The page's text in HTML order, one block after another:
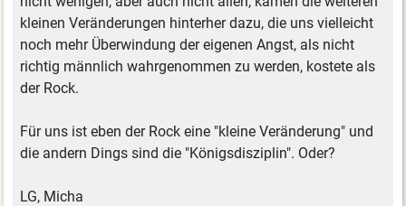
kleinen Veränderungen hinterher dazu, die uns vielleicht
noch mehr Überwindung der eigenen Angst, als nicht
richtig männlich wahrgenommen zu werden, kostete als
der Rock.
Für uns ist eben der Rock eine "kleine Veränderung" und
die andern Dings sind die "Königsdisziplin". Oder?
LG, Micha